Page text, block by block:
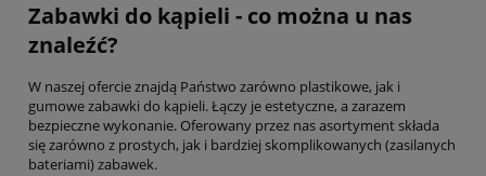
Zabawki do kąpieli - co można u nas
znaleźć?
W naszej ofercie znajdą Państwo zarówno plastikowe, jak i
gumowe zabawki do kąpieli. Łączy je estetyczne, a zarazem
bezpieczne wykonanie. Oferowany przez nas asortyment składa
się zarówno z prostych, jak i bardziej skomplikowanych (zasilanych
bateriami) zabawek.